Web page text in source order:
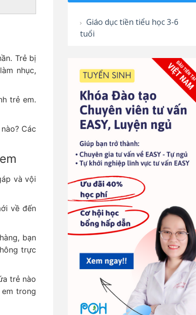
Trẻ bị
nhục,
trẻ em.
Các
và vội
về đến
bạn
trực
trẻ nào
trong
Giáo dục tiền tiểu học 3-6
tuổi